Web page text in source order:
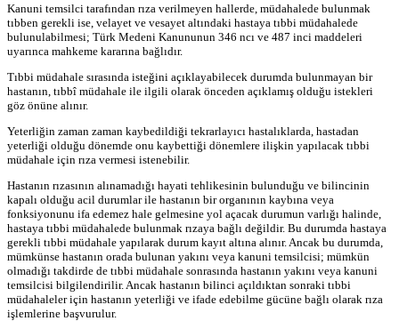
Kanuni temsilci tarafından rıza verilmeyen hallerde, müdahalede bulunmak
tıbben gerekli ise, velayet ve vesayet altındaki hastaya tıbbi müdahalede
bulunulabilmesi; Türk Medeni Kanununun 346 ncı ve 487 inci maddeleri
uyarınca mahkeme kararına bağlıdır.
Tıbbi müdahale sırasında isteğini açıklayabilecek durumda bulunmayan bir
hastanın, tıbbî müdahale ile ilgili olarak önceden açıklamış olduğu istekleri
göz önüne alınır.
Yeterliğin zaman zaman kaybedildiği tekrarlayıcı hastalıklarda, hastadan
yeterliği olduğu dönemde onu kaybettiği dönemlere ilişkin yapılacak tıbbi
müdahale için rıza vermesi istenebilir.
Hastanın rızasının alınamadığı hayati tehlikesinin bulunduğu ve bilincinin
kapalı olduğu acil durumlar ile hastanın bir organının kaybına veya
fonksiyonunu ifa edemez hale gelmesine yol açacak durumun varlığı halinde,
hastaya tıbbi müdahalede bulunmak rızaya bağlı değildir. Bu durumda hastaya
gerekli tıbbi müdahale yapılarak durum kayıt altına alınır. Ancak bu durumda,
mümkünse hastanın orada bulunan yakını veya kanuni temsilcisi; mümkün
olmadığı takdirde de tıbbi müdahale sonrasında hastanın yakını veya kanuni
temsilcisi bilgilendirilir. Ancak hastanın bilinci açıldıktan sonraki tıbbi
müdahaleler için hastanın yeterliği ve ifade edebilme gücüne bağlı olarak rıza
işlemlerine başvurulur.